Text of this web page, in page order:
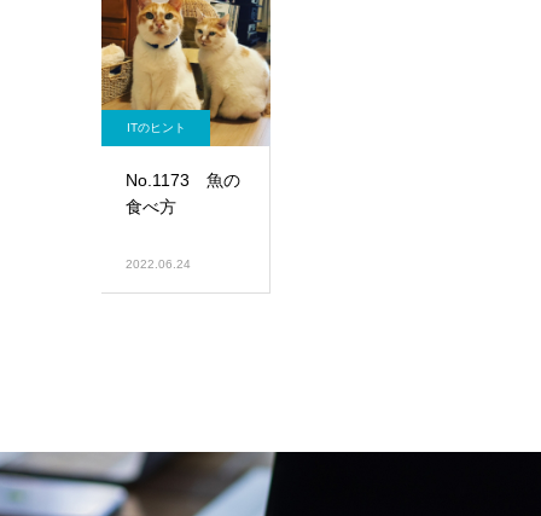
ITのヒント
No.1173 魚の
食べ方
2022.06.24